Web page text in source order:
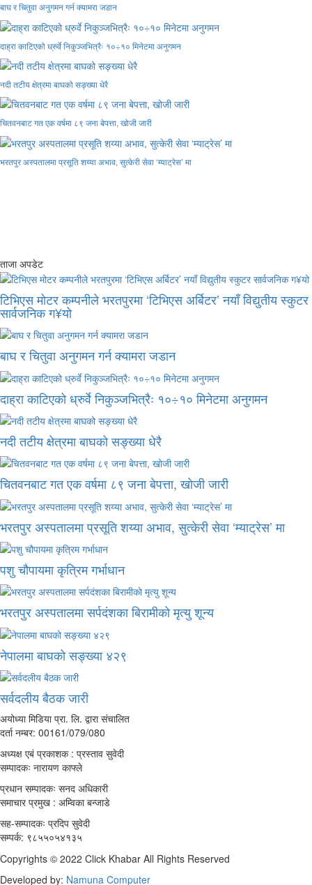
बाघ र चितुवा अनुगमन गर्न क्यामरा जडान
दाह्रा काटिएको ध्रुर्वे निकुञ्जभित्रैः १०÷१० मिनेटमा अनुगमन
नदी तटीय क्षेत्रमा बाघको सङ्ख्या धेरै
चितवनबाट गत एक वर्षमा ८९ जना बेपत्ता, खोजी जारी
भरतपुर अस्पतालमा प्रसूति शय्या अभाव, सुत्केरी सेवा ‘म्याट्रेस’ मा
ताजा अपडेट
टिभिएस मोटर कम्पनीले भरतपुरमा ‘टिभिएस अर्बिटर’ नयाँ विद्युतीय स्कुटर
सार्वजनिक ग¥यो
बाघ र चितुवा अनुगमन गर्न क्यामरा जडान
दाह्रा काटिएको ध्रुर्वे निकुञ्जभित्रैः १०÷१० मिनेटमा अनुगमन
नदी तटीय क्षेत्रमा बाघको सङ्ख्या धेरै
चितवनबाट गत एक वर्षमा ८९ जना बेपत्ता, खोजी जारी
भरतपुर अस्पतालमा प्रसूति शय्या अभाव, सुत्केरी सेवा ‘म्याट्रेस’ मा
पशु चौपायमा कृत्रिम गर्भाधान
भरतपुर अस्पतालमा सर्पदंशका बिरामीको मृत्यु शून्य
नेपालमा बाघको सङ्ख्या ४२९
सर्वदलीय बैठक जारी
अयोध्या मिडिया प्रा. लि. द्वारा संचालित
दर्ता नम्बर: 00161/079/080
अध्यक्ष एबं प्रकाशक : प्रस्ताव सुवेदी
सम्पादकः नारायण काफ्ले
प्रधान सम्पादकः सनद अधिकारी
समाचार प्रमुख : अम्विका बन्जाडे
सह-सम्पादकः प्रदिप सुवेदी
सम्पर्क: ९८५५०५४१३५
Copyrights © 2022 Click Khabar All Rights Reserved
Developed by: Namuna Computer